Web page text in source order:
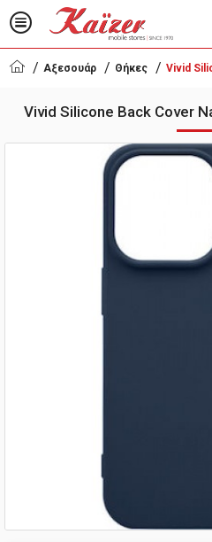
Αξεσουάρ Θήκες Vivid
Vivid Silicone Back Cover